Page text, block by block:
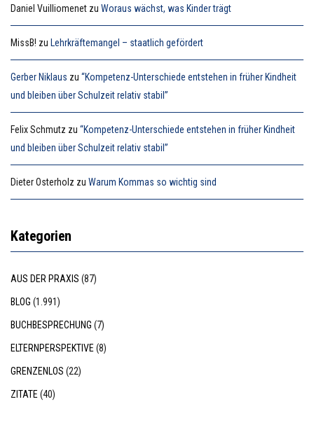
Daniel Vuilliomenet zu Woraus wächst, was Kinder trägt
MissB! zu Lehrkräftemangel – staatlich gefördert
Gerber Niklaus zu “Kompetenz-Unterschiede entstehen in früher Kindheit
und bleiben über Schulzeit relativ stabil”
Felix Schmutz zu “Kompetenz-Unterschiede entstehen in früher Kindheit
und bleiben über Schulzeit relativ stabil”
Dieter Osterholz zu Warum Kommas so wichtig sind
Kategorien
AUS DER PRAXIS (87)
BLOG (1.991)
BUCHBESPRECHUNG (7)
ELTERNPERSPEKTIVE (8)
GRENZENLOS (22)
ZITATE (40)